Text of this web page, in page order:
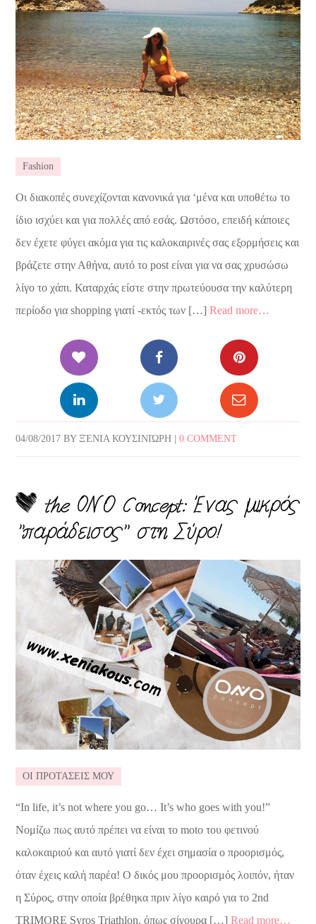
Fashion
Οι διακοπές συνεχίζονται κανονικά για ‘μένα και υποθέτω το
ίδιο ισχύει και για πολλές από εσάς. Ωστόσο, επειδή κάποιες
δεν έχετε φύγει ακόμα για τις καλοκαιρινές σας εξορμήσεις και
βράζετε στην Αθήνα, αυτό το post είναι για να σας χρυσώσω
λίγο το χάπι. Καταρχάς είστε στην πρωτεύουσα την καλύτερη
περίοδο για shopping γιατί -εκτός των […]Read more…
04/08/2017 BYΞΈΝΙΑ ΚΟΥΣΙΝΙΏΡΗ |0 COMMENT
the OΝΟ Concept: Ένας μικρός
”παράδεισος” στη Σύρο!
ΟΙ ΠΡΟΤΑΣΕΙΣ ΜΟΥ
“In life, it’s not where you go… It’s who goes with you!”
Νομίζω πως αυτό πρέπει να είναι το moto του φετινού
καλοκαιριού και αυτό γιατί δεν έχει σημασία ο προορισμός,
όταν έχεις καλή παρέα! Ο δικός μου προορισμός λοιπόν, ήταν
η Σύρος, στην οποία βρέθηκα πριν λίγο καιρό για το 2nd
TRIMORE Syros Triathlon, όπως σίγουρα […]Read more…